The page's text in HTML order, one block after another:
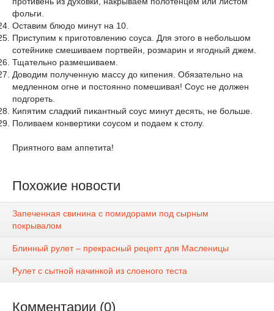
фольги.
Оставим блюдо минут на 10.
Приступим к приготовлению соуса. Для этого в небольшом
сотейнике смешиваем портвейн, розмарин и ягодный джем.
Тщательно размешиваем.
Доводим полученную массу до кипения. Обязательно на
медленном огне и постоянно помешивая! Соус не должен
подгореть.
Кипятим сладкий пикантный соус минут десять, не больше.
Поливаем конвертики соусом и подаем к столу.
Приятного вам аппетита!
Похожие новости
Запеченная свинина с помидорами под сырным
покрывалом
Блинный рулет – прекрасный рецепт для Масленицы
Рулет с сытной начинкой из слоеного теста
Комментарии (0)